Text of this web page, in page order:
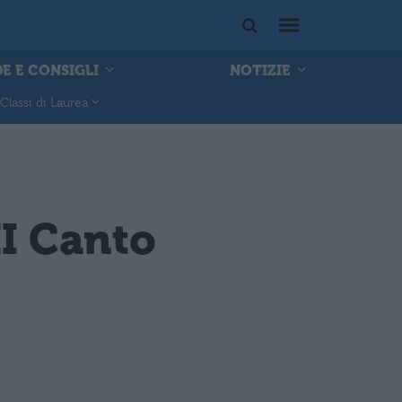
E CONSIGLI NOTIZIE
Classi di Laurea
Canto